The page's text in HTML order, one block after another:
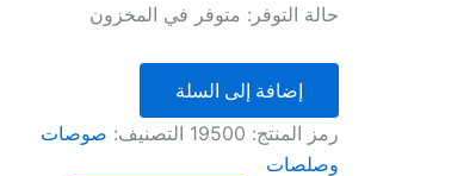
حالة التوفر: متوفر في المخزون
إضافة إلى السلة
رمز المنتج: 19500 التصنيف: صوصات
وصلصات